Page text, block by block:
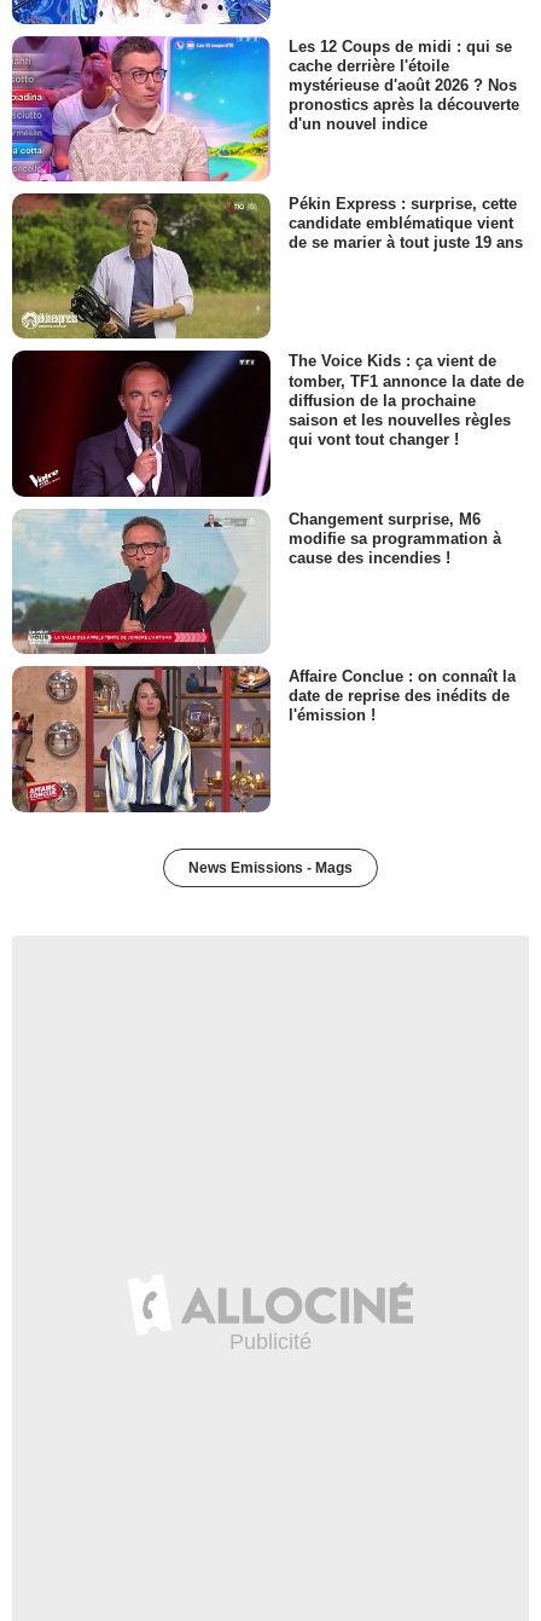
Les 12 Coups de midi : qui se
cache derrière l'étoile
mystérieuse d'août 2026 ? Nos
pronostics après la découverte
d'un nouvel indice
Pékin Express : surprise, cette
candidate emblématique vient
de se marier à tout juste 19 ans
The Voice Kids : ça vient de
tomber, TF1 annonce la date de
diffusion de la prochaine
saison et les nouvelles règles
qui vont tout changer !
Changement surprise, M6
modifie sa programmation à
cause des incendies !
Affaire Conclue : on connaît la
date de reprise des inédits de
l'émission !
News Emissions - Mags